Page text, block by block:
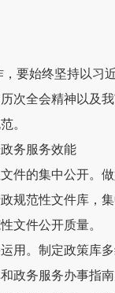
要始终坚持以习
次全会精神以及
。
务服务效能
件的集中公开。
规范性文件库，
文件公开质量。
用。 制定政策库
政务服务办事指